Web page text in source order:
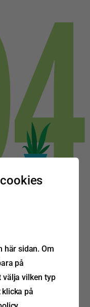
här sidan. Om
på
välja vilken typ
på